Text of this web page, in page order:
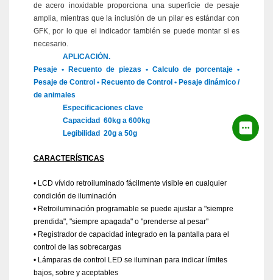
de acero inoxidable proporciona una superficie de pesaje
amplia, mientras que la inclusión de un pilar es estándar con
GFK, por lo que el indicador también se puede montar si es
necesario.
APLICACIÓN.
Pesaje • Recuento de piezas • Calculo de porcentaje •
Pesaje de Control • Recuento de Control • Pesaje dinámico /
de animales
Especificaciones clave
Capacidad 60kg a 600kg
Legibilidad 20g a 50g
CARACTERÍSTICAS
• LCD vívido retroiluminado fácilmente visible en cualquier
condición de iluminación
• Retroiluminación programable se puede ajustar a "siempre
prendida", "siempre apagada" o "prenderse al pesar"
• Registrador de capacidad integrado en la pantalla para el
control de las sobrecargas
• Lámparas de control LED se iluminan para indicar límites
bajos, sobre y aceptables